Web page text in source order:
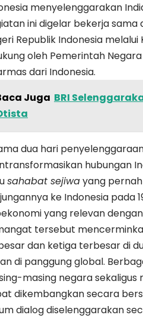
menyelenggarakan
ini digelar bekerja sama
Republik Indonesia
oleh Pemerintah
dari Indonesia.
Juga BRI
dua hari
hubungan
sahabat sejiwayang
ke Indonesia pada
yang relevan
tersebut
dan ketiga terbesar di
di panggung global.
masing negara
dikembangkan secara
dialog diselenggarakan